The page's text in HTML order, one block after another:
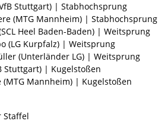
Stuttgart) | Stabhochsprung
(MTG Mannheim) | Stabhochsprung
Heel Baden-Baden) | Weitsprung
(LG Kurpfalz) | Weitsprung
(Unterländer LG) | Weitsprung
Stuttgart) | Kugelstoßen
(MTG Mannheim) | Kugelstoßen
Staffel